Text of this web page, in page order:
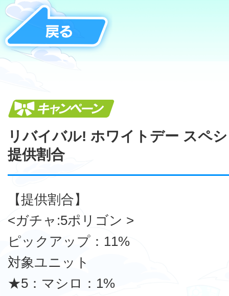
リバイバル! ホワイトデー スペ
提供割合
【提供割合】
<ガチャ:5ポリゴン >
ピックアップ：11%
対象ユニット
★5：マシロ：1%